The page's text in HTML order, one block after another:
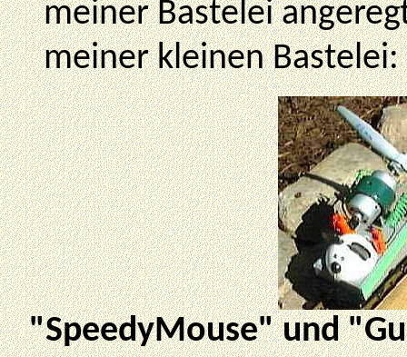
meiner Bastelei
meiner kleinen Bastelei:
"SpeedyMouse" und